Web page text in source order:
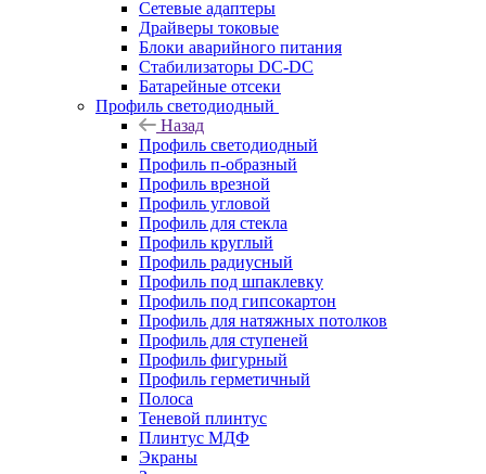
Сетевые адаптеры
Драйверы токовые
Блоки аварийного питания
Стабилизаторы DC-DC
Батарейные отсеки
Профиль светодиодный
Назад
Профиль светодиодный
Профиль п-образный
Профиль врезной
Профиль угловой
Профиль для стекла
Профиль круглый
Профиль радиусный
Профиль под шпаклевку
Профиль под гипсокартон
Профиль для натяжных потолков
Профиль для ступеней
Профиль фигурный
Профиль герметичный
Полоса
Теневой плинтус
Плинтус МДФ
Экраны